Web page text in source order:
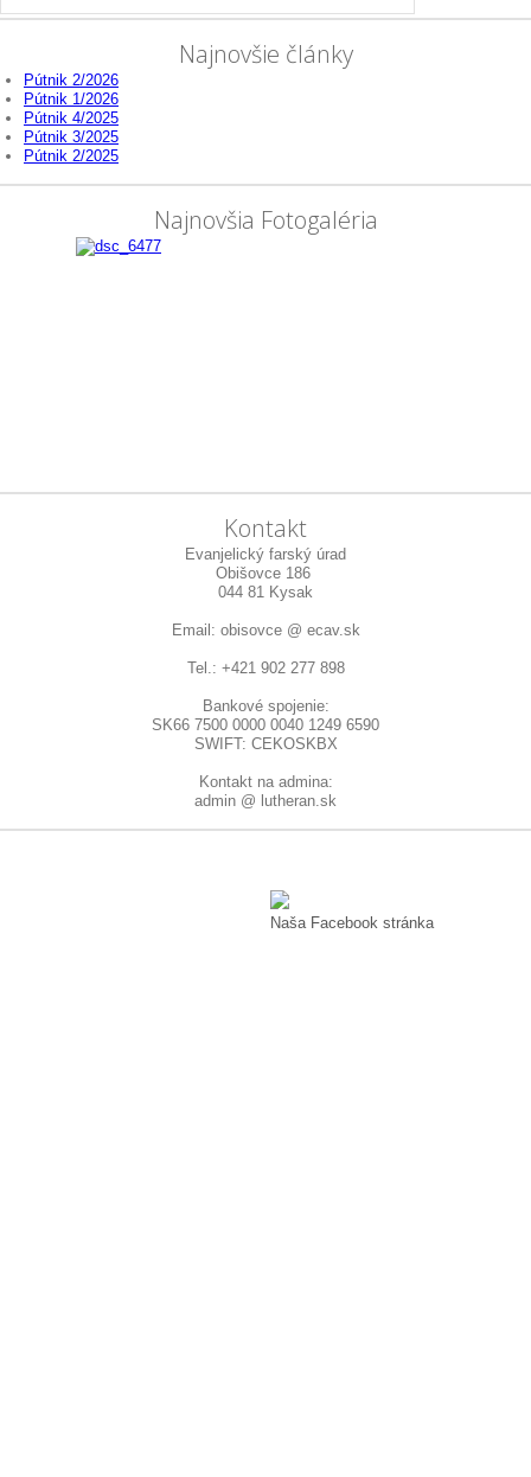
Najnovšie články
Pútnik 2/2026
Pútnik 1/2026
Pútnik 4/2025
Pútnik 3/2025
Pútnik 2/2025
Najnovšia Fotogaléria
Kontakt
Evanjelický farský úrad
Obišovce 186
044 81 Kysak
Email: obisovce @ ecav.sk
Tel.: +421 902 277 898
Bankové spojenie:
SK66 7500 0000 0040 1249 6590
SWIFT: CEKOSKBX
Kontakt na admina:
admin @ lutheran.sk
Naša Facebook stránka